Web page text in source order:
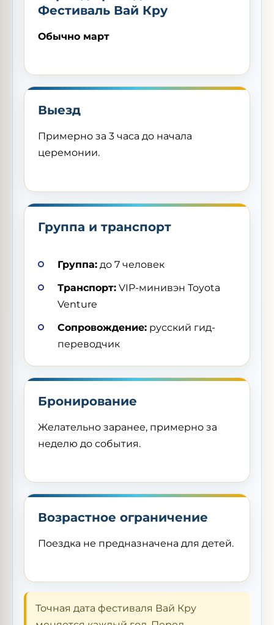
Фестиваль Вай Кру
Обычно март
Выезд
Примерно за 3 часа до начала
церемонии.
Группа и транспорт
Группа: до 7 человек
Транспорт: VIP-минивэн Toyota
Venture
Сопровождение: русский гид-
переводчик
Бронирование
Желательно заранее, примерно за
неделю до события.
Возрастное ограничение
Поездка не предназначена для детей.
Точная дата фестиваля Вай Кру